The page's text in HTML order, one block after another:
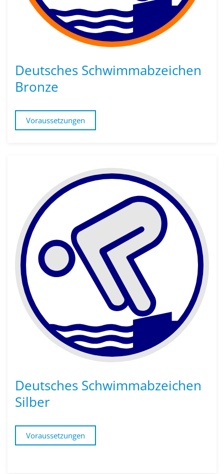
Deutsches Schwimmabzeichen
Bronze
Voraussetzungen
Deutsches Schwimmabzeichen
Silber
Voraussetzungen